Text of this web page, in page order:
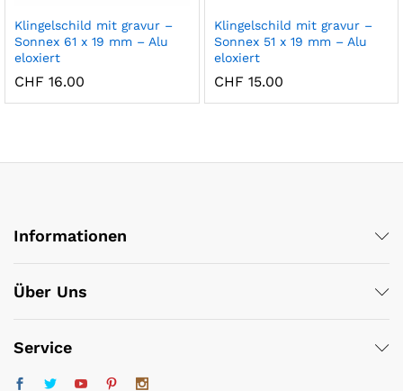
Klingelschild mit gravur –
Sonnex 61 x 19 mm – Alu
eloxiert
CHF 16.00
Klingelschild mit gravur –
Sonnex 51 x 19 mm – Alu
eloxiert
CHF 15.00
Informationen
Über Uns
Service